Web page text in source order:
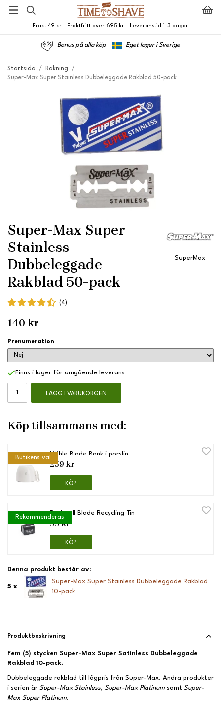
Frakt 49 kr - Fraktfritt över 695 kr - Leveranstid 1-3 dagar
Bonus på alla köp Eget lager i Sverige
Startsida / Rakning
/
Super-Max Super Stainless Dubbeleggade Rakblad 50-pack
Super-Max Super
Stainless
Dubbeleggade
Rakblad 50-pack
SuperMax
(4)
140 kr
Prenumeration
Finns i lager för omgående leverans
LÄGG I VARUKORGEN
Köp tillsammans med:
Butikens val
Mühle Blade Bank i porslin
259 kr
KÖP
Rekommenderas
Rockwell Blade Recycling Tin
99 kr
KÖP
Denna produkt består av:
5 x
Super-Max Super Stainless Dubbeleggade Rakblad
10-pack
Produktbeskrivning
Fem (5) stycken Super-Max Super Satinless Dubbeleggade
Rakblad 10-pack.
Dubbeleggade rakblad till lågpris från Super-Max. Andra produkter
i serien är Super-Max Stainless, Super-Max Platinum samt Super-
Max Super Platinum.